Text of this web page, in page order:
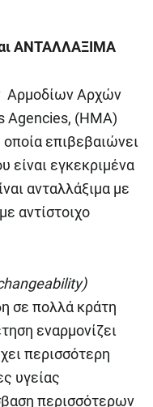
ΑΝΤΑΛΛΑΞΙΜΑ
Αρμοδίων Αρχών
Agencies, (HMA)
επιβεβαιώνει
είναι εγκεκριμένα
ανταλλάξιμα με
αντίστοιχο
)
σε πολλά κράτη
εναρμονίζει
περισσότερη
υγείας
περισσότερων